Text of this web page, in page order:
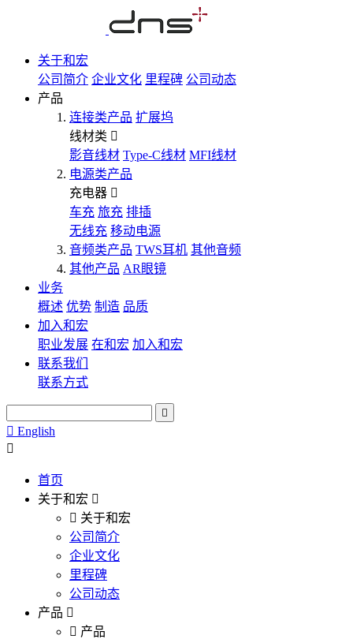
关于和宏
公司简介 企业文化 里程碑 公司动态
产品
连接类产品 扩展坞
线材类
影音线材 Type-C线材 MFI线材
电源类产品
充电器
车充 旅充 排插
无线充 移动电源
音频类产品 TWS耳机 其他音频
其他产品 AR眼镜
业务
概述 优势 制造 品质
加入和宏
职业发展 在和宏 加入和宏
联系我们
联系方式
English
首页
关于和宏
关于和宏
公司简介
企业文化
里程碑
公司动态
产品
产品